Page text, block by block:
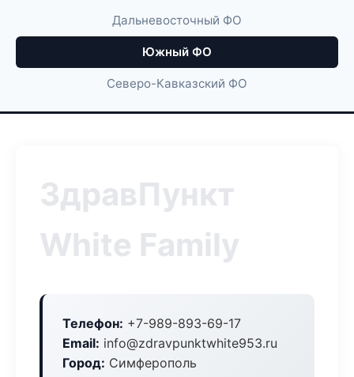
Дальневосточный ФО
Южный ФО
Северо-Кавказский ФО
ЗдравПункт
White Family
Телефон: +7-989-893-69-17
Email: info@zdravpunktwhite953.ru
Город: Симферополь